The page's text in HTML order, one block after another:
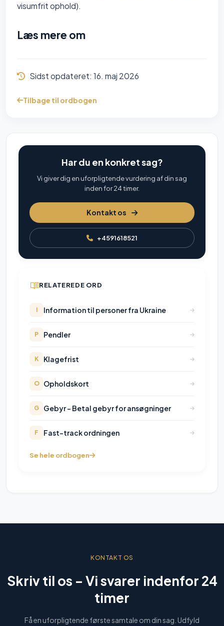
visumfrit ophold).
Læs mere om
Sidst opdateret: 16. maj 2026
Tilbage til ordbogen
Har du en konkret sag?
Vi giver dig en uforpligtende vurdering af din sag
inden for 24 timer.
Kontakt os
+4591618521
RELATEREDE ORD
I Information til personer fra Ukraine
P Pendler
K Klagefrist
O Opholdskort
G Gebyr - Betal gebyr for ansøgninger
F Fast-track ordningen
Se hele ordbogen
KONTAKT OS
Skriv til os – Vi svarer indenfor 24
timer
Få en uforpligtende første samtale om din sag. Udfyld